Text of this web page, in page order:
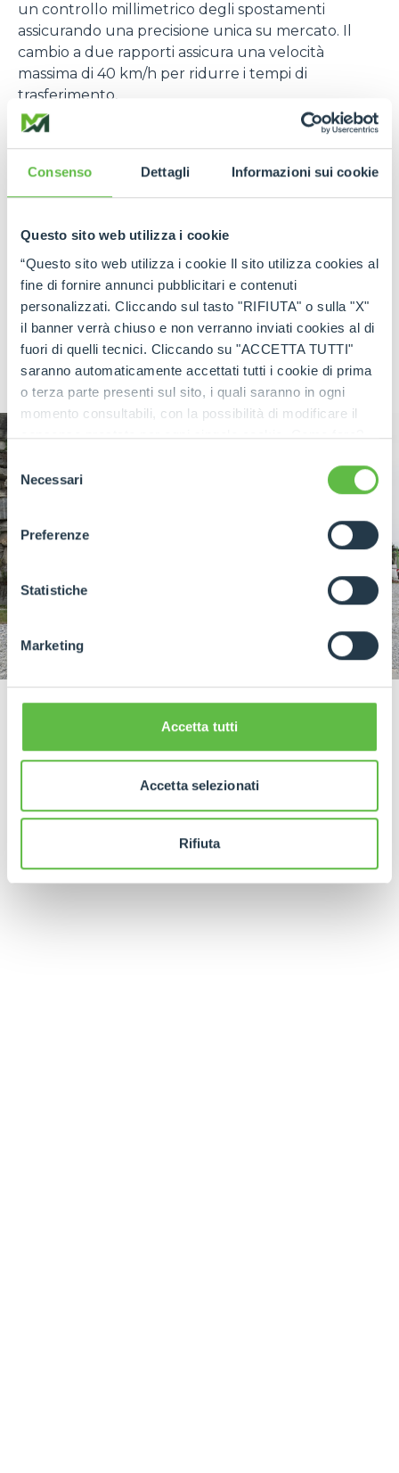
Consenso Dettagli Informazioni sui cookie
Questo sito web utilizza i cookie
“Questo sito web utilizza i cookie Il sito utilizza cookies al
fine di fornire annunci pubblicitari e contenuti
personalizzati. Cliccando sul tasto "RIFIUTA" o sulla "X"
il banner verrà chiuso e non verranno inviati cookies al di
fuori di quelli tecnici. Cliccando su "ACCETTA TUTTI"
saranno automaticamente accettati tutti i cookie di prima
o terza parte presenti sul sito, i quali saranno in ogni
momento consultabili, con la possibilità di modificare il
consenso prestato per ogni singolo cookie. Come fare?
ogni pagina, selezionare "Modifichi il suo consenso" e
dell'informativa completa nel footer presente in ogni
pagina. Per esercitare i diritti riconosciuti all'interessato ai
GDPR abbiamo predisposto una
apposita procedura.
del
consenso
Necessari
Preferenze
Statistiche
Marketing
Accetta tutti
Accetta selezionati
Rifiuta
un controllo millimetrico degli spostamenti
assicurando una precisione unica su mercato. Il
cambio a due rapporti assicura una velocità
massima di 40 km/h per ridurre i tempi di
trasferimento,
mentre in marcia lenta la velocità massima scende
a 14 km/h al fine di offrire precisione e controllo
Il cassone con capacità massima di nove tonnellate
alto-resistenziale per le pareti verticali.
Per agevolare lo scarico del materiale il cassone è
sagomato, può ruotare di 180° e arriva a un angolo
di ribaltamento di 75°.
L’entrata in produzione del nuovo DM9 è prevista
per la fine dell’estate 2024.